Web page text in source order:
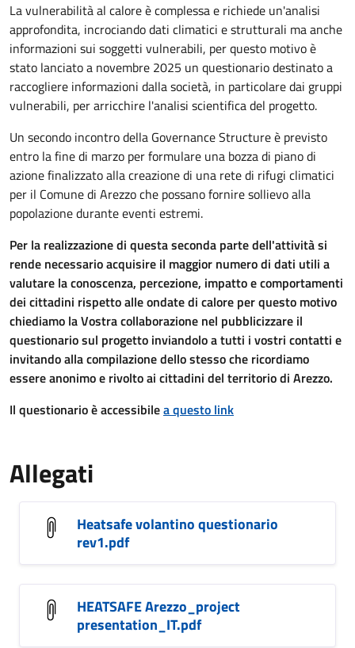
La vulnerabilità al calore è complessa e richiede un'analisi
approfondita, incrociando dati climatici e strutturali ma anche
informazioni sui soggetti vulnerabili, per questo motivo è
stato lanciato a novembre 2025 un questionario destinato a
raccogliere informazioni dalla società, in particolare dai gruppi
vulnerabili, per arricchire l'analisi scientifica del progetto.
Un secondo incontro della Governance Structure è previsto
entro la fine di marzo per formulare una bozza di piano di
azione finalizzato alla creazione di una rete di rifugi climatici
per il Comune di Arezzo che possano fornire sollievo alla
popolazione durante eventi estremi.
Per la realizzazione di questa seconda parte dell'attività si
rende necessario acquisire il maggior numero di dati utili a
valutare la conoscenza, percezione, impatto e comportamenti
dei cittadini rispetto alle ondate di calore per questo motivo
chiediamo la Vostra collaborazione nel pubblicizzare il
questionario sul progetto inviandolo a tutti i vostri contatti e
invitando alla compilazione dello stesso che ricordiamo
essere anonimo e rivolto ai cittadini del territorio di Arezzo.
Il questionario è accessibilea questo link
Allegati
Heatsafe volantino questionario
rev1.pdf
HEATSAFE Arezzo_project
presentation_IT.pdf